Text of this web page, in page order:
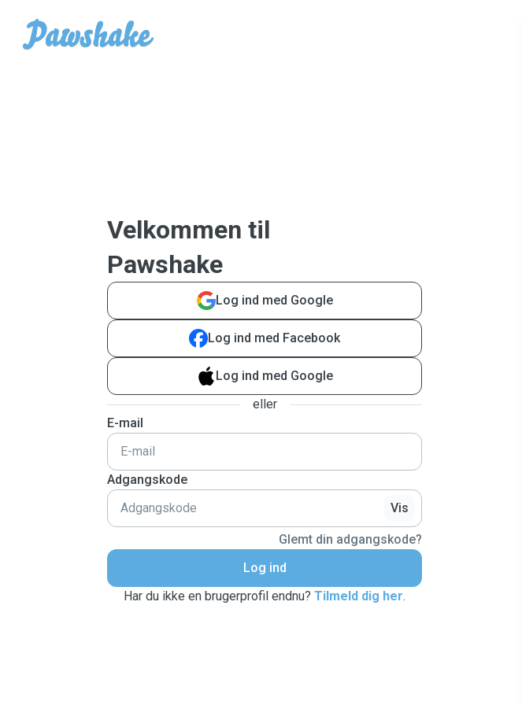
Velkommen til
Pawshake
Log ind med Google
Log ind med Facebook
Log ind med Google
eller
E-mail
Adgangskode
Vis
Glemt din adgangskode?
Log ind
Har du ikke en brugerprofil endnu? Tilmeld dig her.